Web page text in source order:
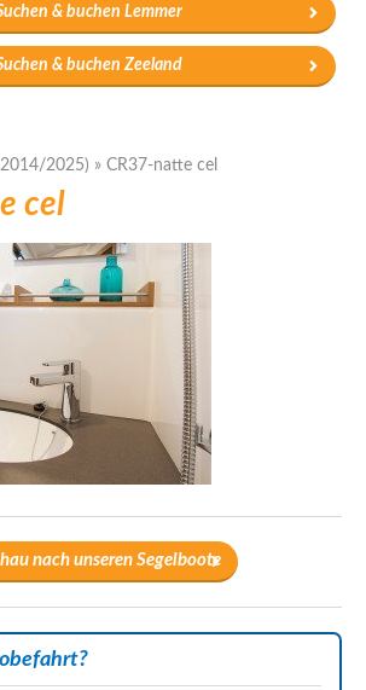
& buchen Lemmer
& buchen Zeeland
2025) » CR37-natte cel
cel
nach unseren Segelboote